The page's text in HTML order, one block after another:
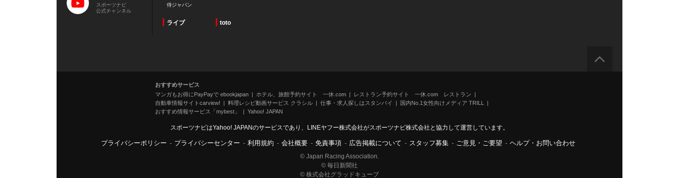
スポーツナビ
公式チャンネル
侍ジャパン
ライブ toto
おすすめサービス
マンガもお得にPayPayで ebookjapan
ホテル、旅館予約サイト 一休.com
レストラン予約サイト 一休.com レストラン
自動車情報サイトcarview!
料理レシピ動画サービス クラシル 仕事・求人探しはスタンバイ
国内No.1女性向けメディア TRILL
おすすめ情報サービス「mybest」
Yahoo! JAPAN
スポーツナビはYahoo! JAPANのサービスであり、LINEヤフー株式会社がスポーツナビ株式会社と協力して運営しています。
プライバシーポリシー - プライバシーセンター - 利用規約 - 会社概要 - 免責事項 - 広告掲載について - スタッフ募集 - ご意見・ご要望 - ヘルプ・お問い合わせ
© Japan Racing Association.
© 毎日新聞社
© 株式会社グラッドキューブ